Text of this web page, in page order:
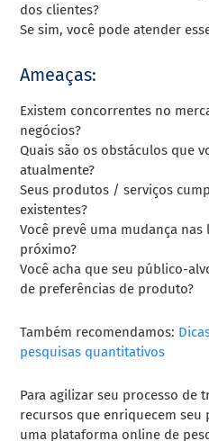
dos clientes?
Se sim, você pode atender
Ameaças:
Existem concorrentes no
negócios?
Quais são os obstáculos que
atualmente?
Seus produtos / serviços
existentes?
Você prevê uma mudança
próximo?
Você acha que seu público-
de preferências de produto?
Também recomendamos:
pesquisas quantitativos
Para agilizar seu processo de
recursos que enriquecem
uma plataforma online de